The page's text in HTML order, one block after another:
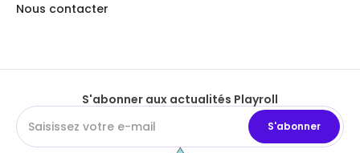
Nous contacter
S'abonner aux actualités Playroll